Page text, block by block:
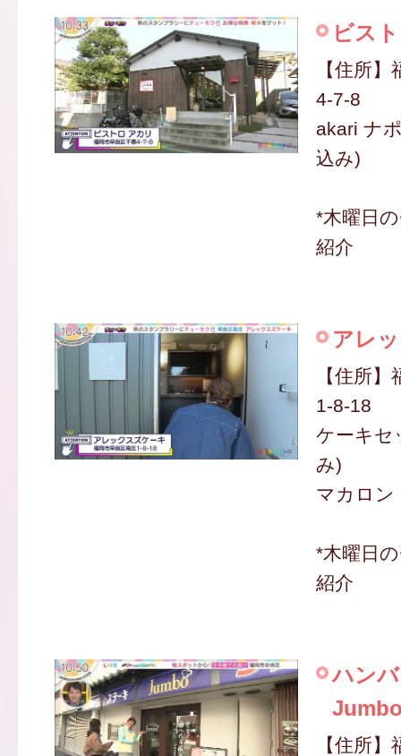
ビス
【住所
4-7-8
akari ナ
込み)
*木曜日
紹介
アレ
【住所
1-8-18
ケーキセ
み)
マカロン
*木曜日
紹介
ハン
【住所